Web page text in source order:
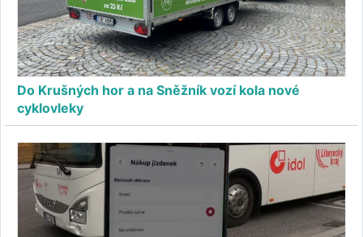
Do Krušných hor a na Sněžník vozí kola nové
cyklovleky